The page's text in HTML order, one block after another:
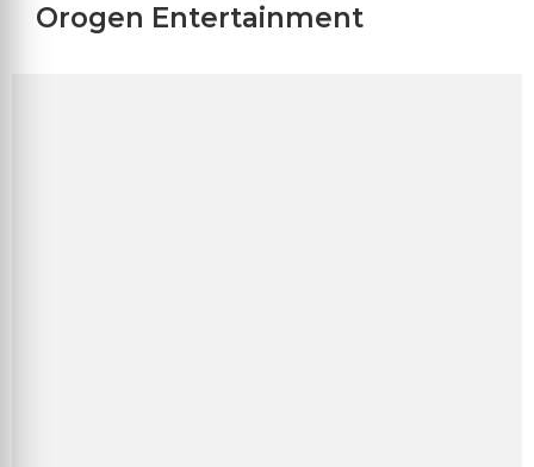
Orogen Entertainment